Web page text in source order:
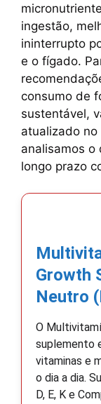
ingestão,
ininterrupto
e o fígado.
consumo de
sustentável,
atualizado
analisamos o
longo prazo
Growth
Neutro
O
suplemento
vitaminas e
o dia a dia.
D, E, K e